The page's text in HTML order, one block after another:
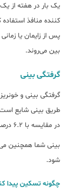
یک بار در هفته از
کننده منافذ
پس از زایمان یا
بین می‌روند.
گرفتگی بینی
گرفتگی بینی و
در مقایسه با 6.2 درصد در افراد غیر باردار است.
بینی شما همچنین
شود.
چگونه تسکین پیدا